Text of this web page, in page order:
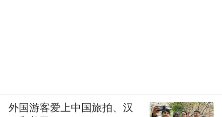
外国游客爱上中国旅拍、汉